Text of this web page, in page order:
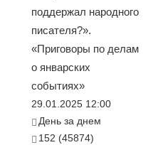
поддержал народного
писателя?».
«Приговоры по делам
о январских
событиях»
29.01.2025 12:00
День за днем
152 (45874)